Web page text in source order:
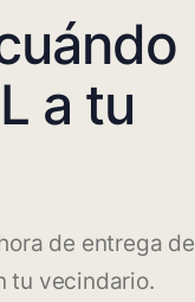
a tu
de entrega de
tu vecindario.